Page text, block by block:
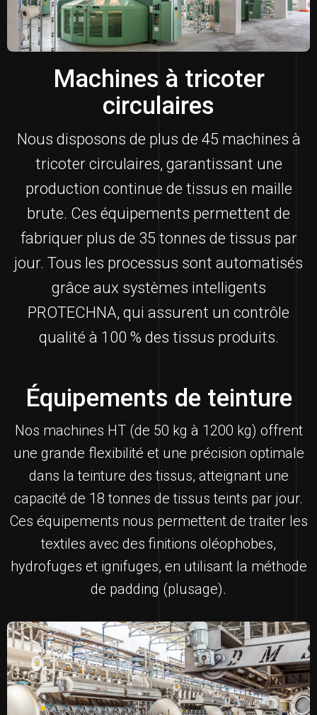
Machines à tricoter
circulaires
Nous disposons de plus de 45 machines à
tricoter circulaires, garantissant une
production continue de tissus en maille
brute. Ces équipements permettent de
fabriquer plus de 35 tonnes de tissus par
jour. Tous les processus sont automatisés
grâce aux systèmes intelligents
PROTECHNA, qui assurent un contrôle
qualité à 100 % des tissus produits.
Équipements de teinture
Nos machines HT (de 50 kg à 1200 kg) offrent
une grande flexibilité et une précision optimale
dans la teinture des tissus, atteignant une
capacité de 18 tonnes de tissus teints par jour.
Ces équipements nous permettent de traiter les
textiles avec des finitions oléophobes,
hydrofuges et ignifuges, en utilisant la méthode
de padding (plusage).